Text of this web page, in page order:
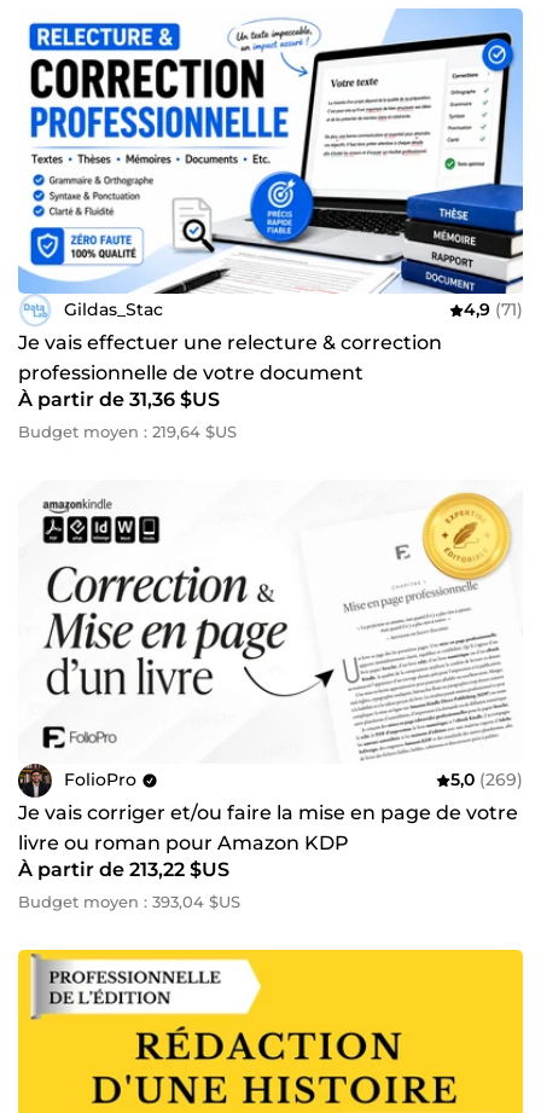
Gildas_Stac 4,9 (71)
Je vais effectuer une relecture & correction
professionnelle de votre document
À partir de 31,36 $US
Budget moyen : 219,64 $US
FolioPro 5,0 (269)
Je vais corriger et/ou faire la mise en page de votre
livre ou roman pour Amazon KDP
À partir de 213,22 $US
Budget moyen : 393,04 $US